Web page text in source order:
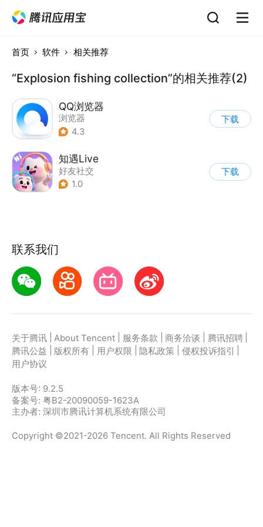
首页 软件 相关推荐
“Explosion fishing collection”的相关推荐(2)
QQ浏览器
浏览器
4.3
下载
知遇Live
好友社交
1.0
下载
联系我们
关于腾讯 About Tencent 服务条款 商务洽谈 腾讯招聘
腾讯公益
版权所有 用户权限 隐私政策 侵权投诉指引
用户协议
版本号: 9.2.5
备案号: 粤B2-20090059-1623A
主办者: 深圳市腾讯计算机系统有限公司
Copyright ©2021-2026 Tencent. All Rights Reserved